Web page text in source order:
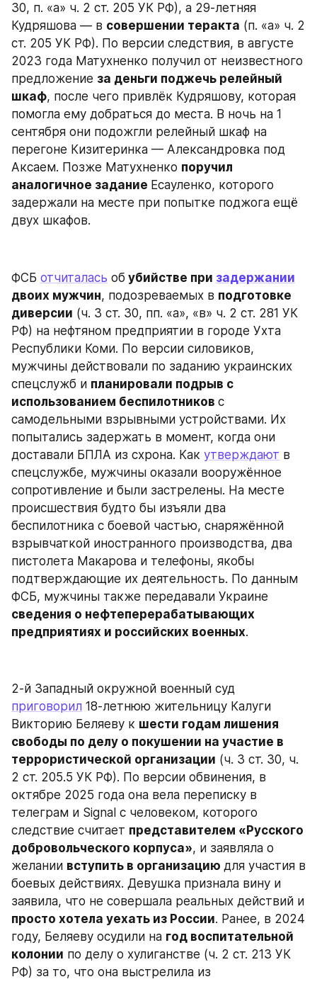
30, п. «а» ч. 2 ст. 205 УК РФ), а 29-летняя
Кудряшова — в совершении теракта (п. «а» ч. 2
ст. 205 УК РФ). По версии следствия, в августе
2023 года Матухненко получил от неизвестного
предложение за деньги поджечь релейный
шкаф, после чего привлёк Кудряшову, которая
помогла ему добраться до места. В ночь на 1
сентября они подожгли релейный шкаф на
перегоне Кизитеринка — Александровка под
Аксаем. Позже Матухненко поручил
аналогичное задание Есауленко, которого
задержали на месте при попытке поджога ещё
двух шкафов.
ФСБ отчиталась об убийстве при задержании
двоих мужчин, подозреваемых в подготовке
диверсии (ч. 3 ст. 30, пп. «а», «в» ч. 2 ст. 281 УК
РФ) на нефтяном предприятии в городе Ухта
Республики Коми. По версии силовиков,
мужчины действовали по заданию украинских
спецслужб и планировали подрыв с
использованием беспилотников с
самодельными взрывными устройствами. Их
попытались задержать в момент, когда они
доставали БПЛА из схрона. Как утверждают в
спецслужбе, мужчины оказали вооружённое
сопротивление и были застрелены. На месте
происшествия будто бы изъяли два
беспилотника с боевой частью, снаряжённой
взрывчаткой иностранного производства, два
пистолета Макарова и телефоны, якобы
подтверждающие их деятельность. По данным
ФСБ, мужчины также передавали Украине
сведения о нефтеперерабатывающих
предприятиях и российских военных.
приговорил 18-летнюю жительницу Калуги
Викторию Беляеву к шести годам лишения
свободы по делу о покушении на участие в
террористической организации (ч. 3 ст. 30, ч.
2 ст. 205.5 УК РФ). По версии обвинения, в
октябре 2025 года она вела переписку в
телеграм и Signal с человеком, которого
следствие считает представителем «Русского
добровольческого корпуса», и заявляла о
желании вступить в организацию для участия в
боевых действиях. Девушка признала вину и
просто хотела уехать из России. Ранее, в 2024
году, Беляеву осудили на год воспитательной
колонии по делу о хулиганстве (ч. 2 ст. 213 УК
РФ) за то, что она выстрелила из